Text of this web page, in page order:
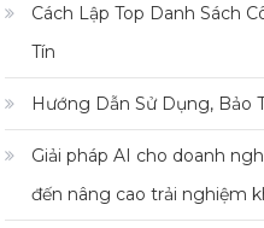
Cách Lập Top Danh Sách
Tín
Hướng Dẫn Sử Dụng, Bảo
Giải pháp AI cho doanh
đến nâng cao trải nghiệm